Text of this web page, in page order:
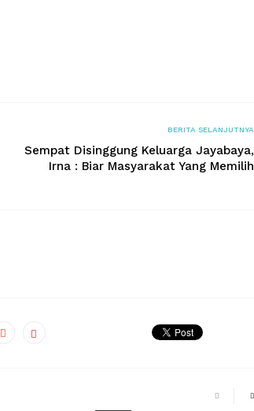
BERITA SELANJUTNYA
Sempat Disinggung Keluarga Jayabaya,
Irna : Biar Masyarakat Yang Memilih